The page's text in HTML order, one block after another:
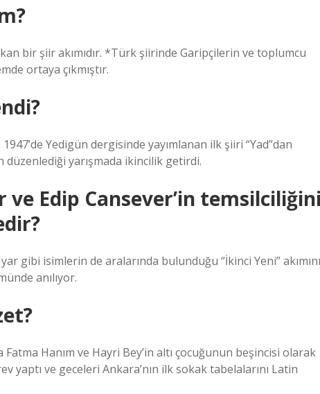
bir şiir akımıdır. *Türk şiirinde Garipçilerin ve toplumcu
ortaya çıkmıştır.
Yedigün dergisinde yayımlanan ilk şiiri “Yad”dan
düzenlediği yarışmada ikincilik getirdi.
Edip Cansever’in temsilciliğini
gibi isimlerin de aralarında bulunduğu “İkinci Yeni”
anılıyor.
Hanım ve Hayri Bey’in altı çocuğunun beşincisi olarak
yaptı ve geceleri Ankara’nın ilk sokak tabelalarını Latin